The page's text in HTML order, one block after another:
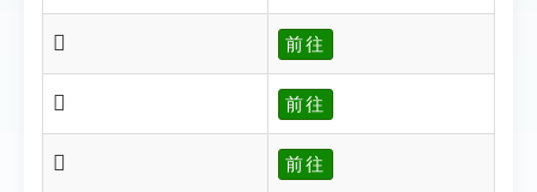
𥪱 前往
𥪶 前往
𥪻 前往